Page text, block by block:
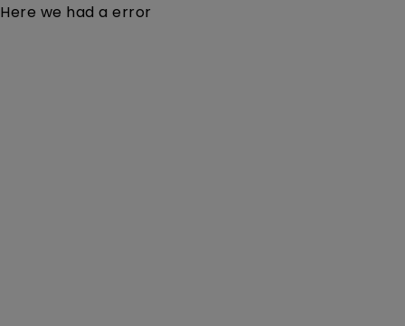
Here we had a error